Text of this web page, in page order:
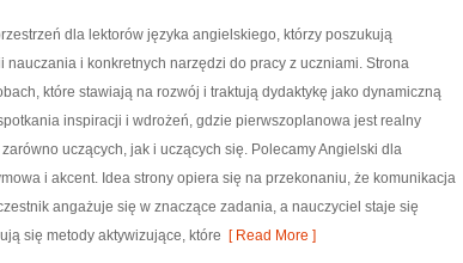
dla lektorów języka angielskiego, którzy poszukują
nauczania i konkretnych narzędzi do pracy z uczniami. Strona
które stawiają na rozwój i traktują dydaktykę jako dynamiczną
inspiracji i wdrożeń, gdzie pierwszoplanowa jest realny
uczących, jak i uczących się. Polecamy Angielski dla
i akcent. Idea strony opiera się na przekonaniu, że komunikacja
angażuje się w znaczące zadania, a nauczyciel staje się
się metody aktywizujące, które [ Read More ]